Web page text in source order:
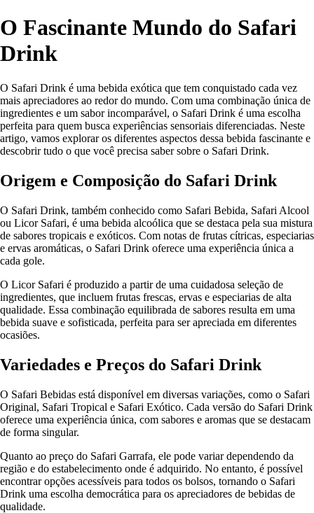
O Fascinante Mundo do Safari
Drink
O Safari Drink é uma bebida exótica que tem conquistado cada vez
mais apreciadores ao redor do mundo. Com uma combinação única de
ingredientes e um sabor incomparável, o Safari Drink é uma escolha
perfeita para quem busca experiências sensoriais diferenciadas. Neste
artigo, vamos explorar os diferentes aspectos dessa bebida fascinante e
descobrir tudo o que você precisa saber sobre o Safari Drink.
Origem e Composição do Safari Drink
O Safari Drink, também conhecido como Safari Bebida, Safari Alcool
ou Licor Safari, é uma bebida alcoólica que se destaca pela sua mistura
de sabores tropicais e exóticos. Com notas de frutas cítricas, especiarias
e ervas aromáticas, o Safari Drink oferece uma experiência única a
cada gole.
O Licor Safari é produzido a partir de uma cuidadosa seleção de
ingredientes, que incluem frutas frescas, ervas e especiarias de alta
qualidade. Essa combinação equilibrada de sabores resulta em uma
bebida suave e sofisticada, perfeita para ser apreciada em diferentes
ocasiões.
Variedades e Preços do Safari Drink
O Safari Bebidas está disponível em diversas variações, como o Safari
Original, Safari Tropical e Safari Exótico. Cada versão do Safari Drink
oferece uma experiência única, com sabores e aromas que se destacam
de forma singular.
Quanto ao preço do Safari Garrafa, ele pode variar dependendo da
região e do estabelecimento onde é adquirido. No entanto, é possível
encontrar opções acessíveis para todos os bolsos, tornando o Safari
Drink uma escolha democrática para os apreciadores de bebidas de
qualidade.